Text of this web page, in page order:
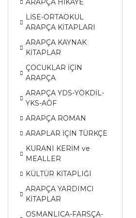
ARAPÇA HİKAYE
LİSE-ORTAOKUL
ARAPÇA KİTAPLARI
ARAPÇA KAYNAK
KİTAPLAR
ÇOCUKLAR İÇİN
ARAPÇA
ARAPÇA YDS-YÖKDİL-
YKS-AÖF
ARAPÇA ROMAN
ARAPLAR İÇİN TÜRKÇE
KURANI KERİM ve
MEALLER
KÜLTÜR KİTAPLIĞI
ARAPÇA YARDIMCI
KİTAPLAR
OSMANLICA-FARSÇA-